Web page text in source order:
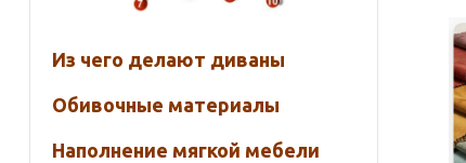
Из чего делают диваны
Обивочные материалы
Наполнение мягкой мебели